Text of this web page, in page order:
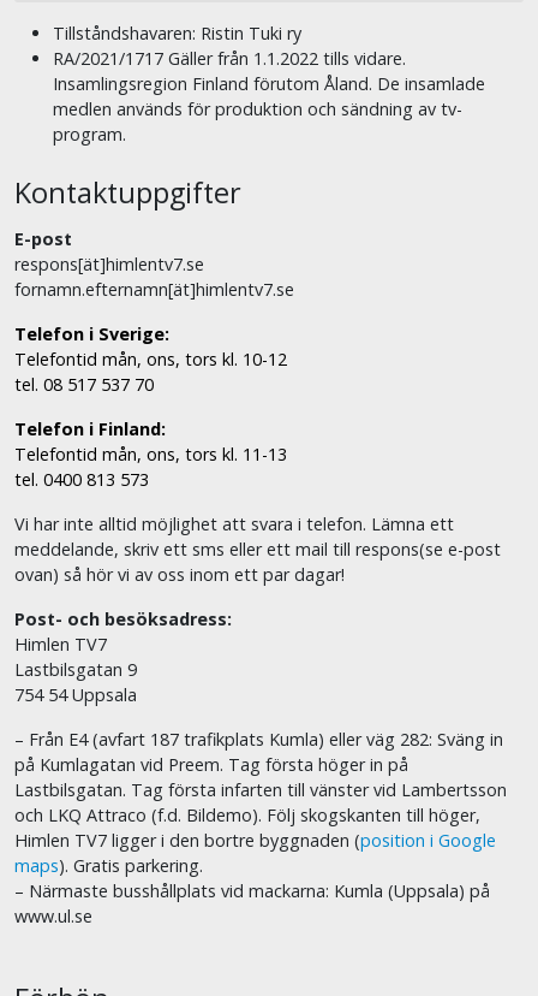
Tillståndshavaren: Ristin Tuki ry
RA/2021/1717 Gäller från 1.1.2022 tills vidare.
Insamlingsregion Finland förutom Åland. De insamlade
medlen används för produktion och sändning av tv-
program.
Kontaktuppgifter
E-post
respons[ät]himlentv7.se
fornamn.efternamn[ät]himlentv7.se
Telefon i Sverige:
Telefontid mån, ons, tors kl. 10-12
tel. 08 517 537 70
Telefon i Finland:
Telefontid mån, ons, tors kl. 11-13
tel. 0400 813 573
Vi har inte alltid möjlighet att svara i telefon. Lämna ett
meddelande, skriv ett sms eller ett mail till respons(se e-post
ovan) så hör vi av oss inom ett par dagar!
Post- och besöksadress:
Himlen TV7
Lastbilsgatan 9
754 54 Uppsala
– Från E4 (avfart 187 trafikplats Kumla) eller väg 282: Sväng in
på Kumlagatan vid Preem. Tag första höger in på
Lastbilsgatan. Tag första infarten till vänster vid Lambertsson
och LKQ Attraco (f.d. Bildemo). Följ skogskanten till höger,
Himlen TV7 ligger i den bortre byggnaden (position i Google
maps). Gratis parkering.
– Närmaste busshållplats vid mackarna: Kumla (Uppsala) på
www.ul.se